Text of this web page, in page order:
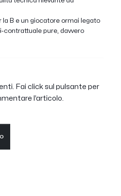
la B e un giocatore ormai legato
contrattuale pure, davvero
Fai click sul pulsante per
l’articolo.